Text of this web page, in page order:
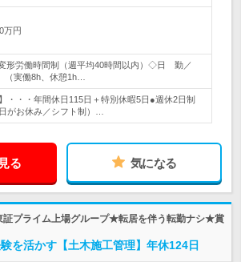
万円
形労働時間制（週平均40時間以内）◇日 勤／
実働8h、休憩1h…
・・・年間休日115日＋特別休暇5日●週休2日制
がお休み／シフト制）…
る 気になる
プライム上場グループ★転居を伴う転勤ナシ★賞
を活かす【土木施工管理】年休124日